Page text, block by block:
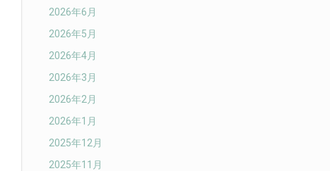
2026年6月
2026年5月
2026年4月
2026年3月
2026年2月
2026年1月
2025年12月
2025年11月